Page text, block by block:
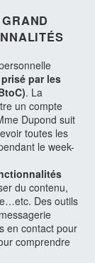
par les
. La
un compte
Dupond suit
toutes les
le week-
du contenu,
Des outils
en contact pour
comprendre